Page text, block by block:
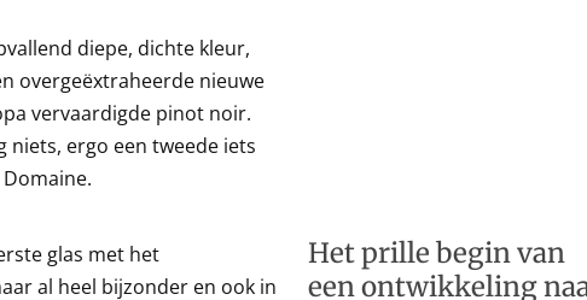
diepe, dichte kleur,
overgeëxtraheerde nieuwe
vervaardigde pinot noir.
niets, ergo een tweede iets
glas met het
al heel bijzonder en ook in
Het prille begin van
een ontwikkeling